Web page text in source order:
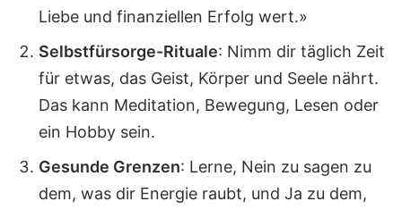
Liebe und finanziellen Erfolg wert.»
Selbstfürsorge-Rituale: Nimm dir täglich Zeit
für etwas, das Geist, Körper und Seele nährt.
Das kann Meditation, Bewegung, Lesen oder
ein Hobby sein.
Gesunde Grenzen: Lerne, Nein zu sagen zu
dem, was dir Energie raubt, und Ja zu dem,